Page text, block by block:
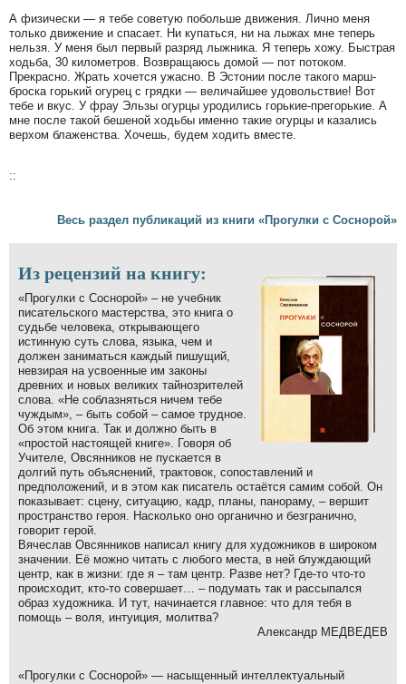
А физически — я тебе советую побольше движения. Лично меня
только движение и спасает. Ни купаться, ни на лыжах мне теперь
нельзя. У меня был первый разряд лыжника. Я теперь хожу. Быстрая
ходьба, 30 километров. Возвращаюсь домой — пот потоком.
Прекрасно. Жрать хочется ужасно. В Эстонии после такого марш-
броска горький огурец с грядки — величайшее удовольствие! Вот
тебе и вкус. У фрау Эльзы огурцы уродились горькие-прегорькие. А
мне после такой бешеной ходьбы именно такие огурцы и казались
верхом блаженства. Хочешь, будем ходить вместе.
::
Весь раздел публикаций из книги «Прогулки с Соснорой»
Из рецензий на книгу:
«Прогулки с Соснорой» – не учебник
писательского мастерства, это книга о
судьбе человека, открывающего
истинную суть слова, языка, чем и
должен заниматься каждый пишущий,
невзирая на усвоенные им законы
древних и новых великих тайнозрителей
слова. «Не соблазняться ничем тебе
чуждым», – быть собой – самое трудное.
Об этом книга. Так и должно быть в
«простой настоящей книге». Говоря об
Учителе, Овсянников не пускается в
долгий путь объяснений, трактовок, сопоставлений и
предположений, и в этом как писатель остаётся самим собой. Он
показывает: сцену, ситуацию, кадр, планы, панораму, – вершит
пространство героя. Насколько оно органично и безгранично,
говорит герой.
Вячеслав Овсянников написал книгу для художников в широком
значении. Её можно читать с любого места, в ней блуждающий
центр, как в жизни: где я – там центр. Разве нет? Где-то что-то
происходит, кто-то совершает… – подумать так и рассыпался
образ художника. И тут, начинается главное: что для тебя в
помощь – воля, интуиция, молитва?
Александр МЕДВЕДЕВ
«Прогулки с Соснорой» — насыщенный интеллектуальный